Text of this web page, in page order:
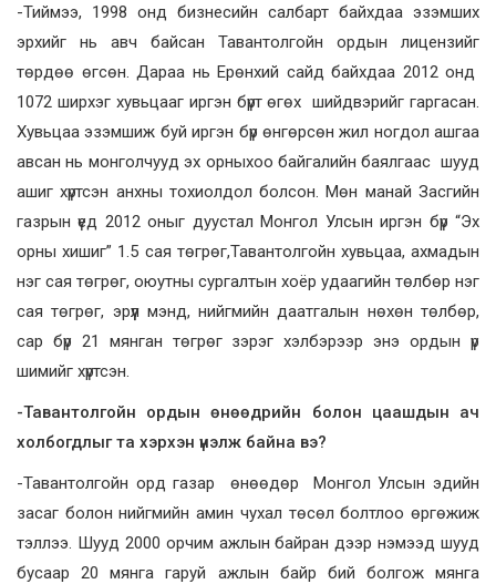
-Тиймээ, 1998 онд бизнесийн салбарт байхдаа эзэмших
эрхийг нь авч байсан Тавантолгойн ордын лицензийг
төрдөө өгсөн. Дараа нь Ерөнхий сайд байхдаа 2012 онд
1072 ширхэг хувьцааг иргэн бүрт өгөх шийдвэрийг гаргасан.
Хувьцаа эзэмшиж буй иргэн бүр өнгөрсөн жил ногдол ашгаа
авсан нь монголчууд эх орныхоо байгалийн баялгаас шууд
ашиг хүртсэн анхны тохиолдол болсон. Мөн манай Засгийн
газрын үед 2012 оныг дуустал Монгол Улсын иргэн бүр “Эх
орны хишиг” 1.5 сая төгрөг,Тавантолгойн хувьцаа, ахмадын
нэг сая төгрөг, оюутны сургалтын хоёр удаагийн төлбөр нэг
сая төгрөг, эрүүл мэнд, нийгмийн даатгалын нөхөн төлбөр,
сар бүр 21 мянган төгрөг зэрэг хэлбэрээр энэ ордын үр
шимийг хүртсэн.
-Тавантолгойн ордын өнөөдрийн болон цаашдын ач
холбогдлыг та хэрхэн үнэлж байна вэ?
-Тавантолгойн орд газар өнөөдөр Монгол Улсын эдийн
засаг болон нийгмийн амин чухал төсөл болтлоо өргөжиж
тэллээ. Шууд 2000 орчим ажлын байран дээр нэмээд шууд
бусаар 20 мянга гаруй ажлын байр бий болгож мянга